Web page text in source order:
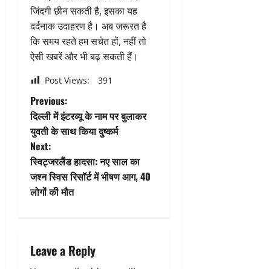
जिंदगी छीन सकती है, इसका यह
दर्दनाक उदाहरण है। अब जरूरत है
कि समय रहते हम सचेत हों, नहीं तो
ऐसी खबरें और भी बढ़ सकती हैं।
Post Views: 391
P
o
s
t
v
Previous:
दिल्ली में इंटरव्यू के नाम पर बुलाकर
युवती के साथ किया दुष्कर्म
Next:
स्विट्जरलैंड हादसा: नए साल का
जश्न स्विस रिसॉर्ट में भीषण आग, 40
लोगों की मौत
Leave a Reply